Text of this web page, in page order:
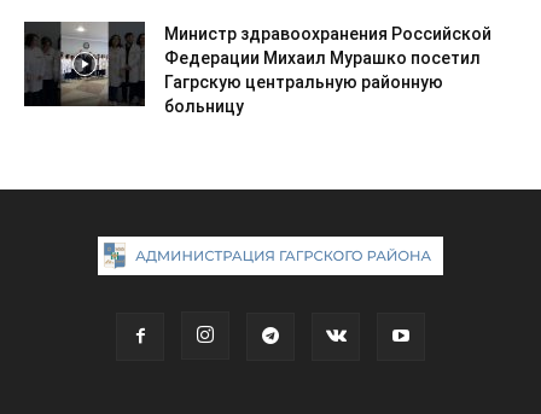
Министр здравоохранения Российской
Федерации Михаил Мурашко посетил
Гагрскую центральную районную
больницу